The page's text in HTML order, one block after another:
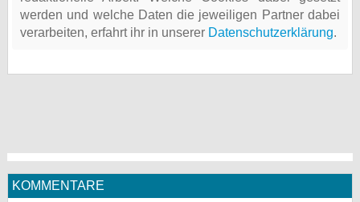
werden und welche Daten die jeweiligen Partner dabei
verarbeiten, erfahrt ihr in unserer Datenschutzerklärung.
KOMMENTARE